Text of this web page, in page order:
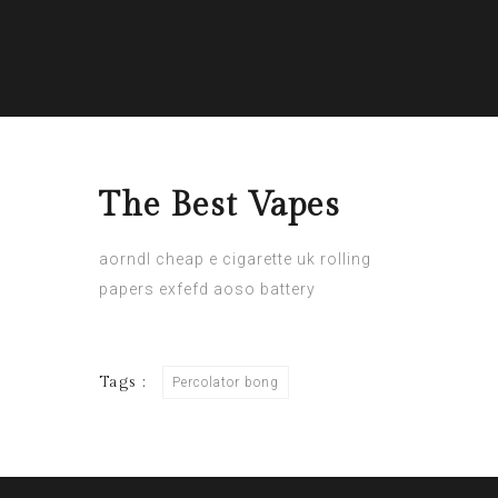
The Best Vapes
aorndl cheap e cigarette uk rolling
papers exfefd aoso battery
Tags : Percolator bong